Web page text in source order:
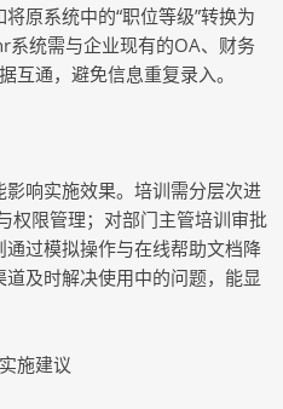
原系统中的“职位等级”转换为
系统需与企业现有的OA、财务
互通，避免信息重复录入。
响实施效果。培训需分层次进
权限管理；对部门主管培训审批
过模拟操作与在线帮助文档降
及时解决使用中的问题，能显
施建议